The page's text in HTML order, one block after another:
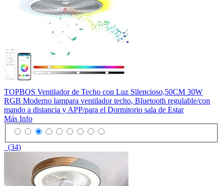
TOPBOS Ventilador de Techo con Luz Silencioso,50CM 30W
RGB Moderno lampara ventilador techo, Bluetooth regulable/con
mando a distancia y APP/para el Dormitorio sala de Estar
Más Info
(34)